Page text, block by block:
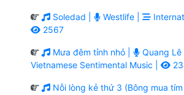
Soledad | Westlife |
2567
Mưa đêm tỉnh nhỏ |
Quang Lê |
Vietnamese Sentimental Music |
Nỗi lòng kẻ thứ 3 (Bông mua tím